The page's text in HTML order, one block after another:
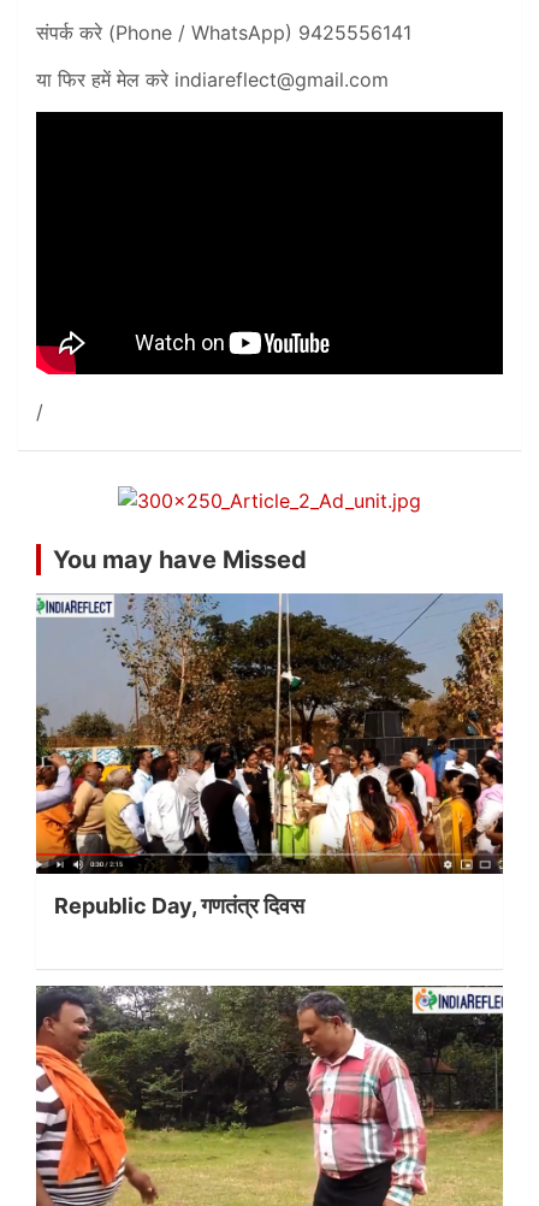
संपर्क करे (Phone / WhatsApp) 9425556141
या फिर हमें मेल करे indiareflect@gmail.com
You may have Missed
Republic Day, गणतंत्र दिवस